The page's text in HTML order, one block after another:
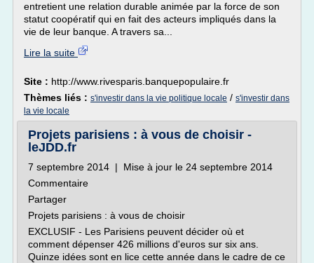
entretient une relation durable animée par la force de son
statut coopératif qui en fait des acteurs impliqués dans la
vie de leur banque. A travers sa...
Lire la suite
Site : http://www.rivesparis.banquepopulaire.fr
Thèmes liés : s'investir dans la vie politique locale / s'investir dans
la vie locale
Projets parisiens : à vous de choisir -
leJDD.fr
7 septembre 2014 | Mise à jour le 24 septembre 2014
Commentaire
Partager
Projets parisiens : à vous de choisir
EXCLUSIF - Les Parisiens peuvent décider où et
comment dépenser 426 millions d'euros sur six ans.
Quinze idées sont en lice cette année dans le cadre de ce